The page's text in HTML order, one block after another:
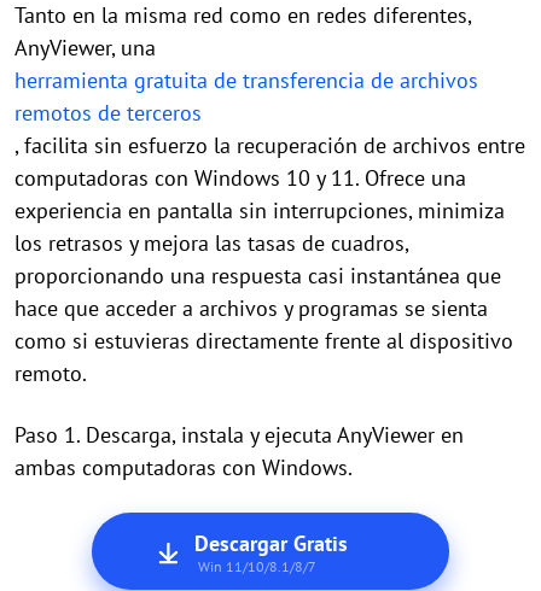
Tanto en la misma red como en redes diferentes,
AnyViewer, una
herramienta gratuita de transferencia de archivos
remotos de terceros
, facilita sin esfuerzo la recuperación de archivos entre
computadoras con Windows 10 y 11. Ofrece una
experiencia en pantalla sin interrupciones, minimiza
los retrasos y mejora las tasas de cuadros,
proporcionando una respuesta casi instantánea que
hace que acceder a archivos y programas se sienta
como si estuvieras directamente frente al dispositivo
remoto.
Paso 1. Descarga, instala y ejecuta AnyViewer en
ambas computadoras con Windows.
Descargar Gratis
Win 11/10/8.1/8/7